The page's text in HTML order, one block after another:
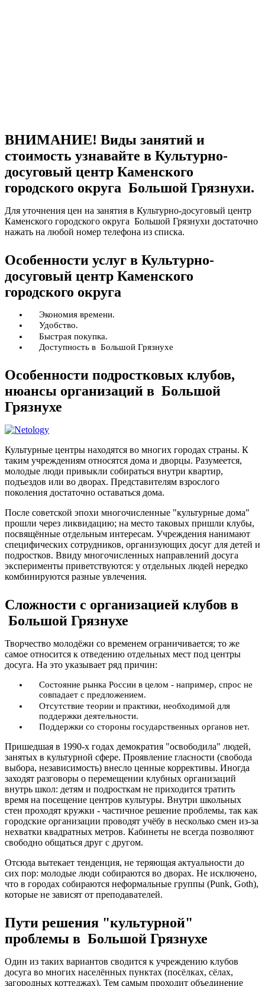
ВНИМАНИЕ! Виды занятий и
стоимость узнавайте в Культурно-
досуговый центр Каменского
городского округа Большой Грязнухи.
Для уточнения цен на занятия в Культурно-досуговый центр
Каменского городского округа Большой Грязнухи достаточно
нажать на любой номер телефона из списка.
Особенности услуг в Культурно-
досуговый центр Каменского
городского округа
Экономия времени.
Удобство.
Быстрая покупка.
Доступность в Большой Грязнухе
Особенности подростковых клубов,
нюансы организаций в Большой
Грязнухе
Культурные центры находятся во многих городах страны. К
таким учреждениям относятся дома и дворцы. Разумеется,
молодые люди привыкли собираться внутри квартир,
подъездов или во дворах. Представителям взрослого
поколения достаточно оставаться дома.
После советской эпохи многочисленные "культурные дома"
прошли через ликвидацию; на место таковых пришли клубы,
посвящённые отдельным интересам. Учреждения нанимают
специфических сотрудников, организующих досуг для детей и
подростков. Ввиду многочисленных направлений досуга
эксперименты приветствуются: у отдельных людей нередко
комбинируются разные увлечения.
Сложности с организацией клубов в
Большой Грязнухе
Творчество молодёжи со временем ограничивается; то же
самое относится к отведению отдельных мест под центры
досуга. На это указывает ряд причин:
Состояние рынка России в целом - например, спрос не
совпадает с предложением.
Отсутствие теории и практики, необходимой для
поддержки деятельности.
Поддержки со стороны государственных органов нет.
Пришедшая в 1990-х годах демократия "освободила" людей,
занятых в культурной сфере. Проявление гласности (свобода
выбора, независимость) внесло ценные коррективы. Иногда
заходят разговоры о перемещении клубных организаций
внутрь школ: детям и подросткам не приходится тратить
время на посещение центров культуры. Внутри школьных
стен проходят кружки - частичное решение проблемы, так как
городские организации проводят учёбу в несколько смен из-за
нехватки квадратных метров. Кабинеты не всегда позволяют
свободно общаться друг с другом.
Отсюда вытекает тенденция, не теряющая актуальности до
сих пор: молодые люди собираются во дворах. Не исключено,
что в городах собираются неформальные группы (Punk, Goth),
которые не зависят от преподавателей.
Пути решения "культурной"
проблемы в Большой Грязнухе
Один из таких вариантов сводится к учреждению клубов
досуга во многих населённых пунктах (посёлках, сёлах,
загородных коттеджах). Тем самым проходит объединение